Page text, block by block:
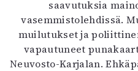
saavutuksia
vasemmistolehdissä.
muilutukset ja
vapautuneet
Neuvosto-Karjalan.